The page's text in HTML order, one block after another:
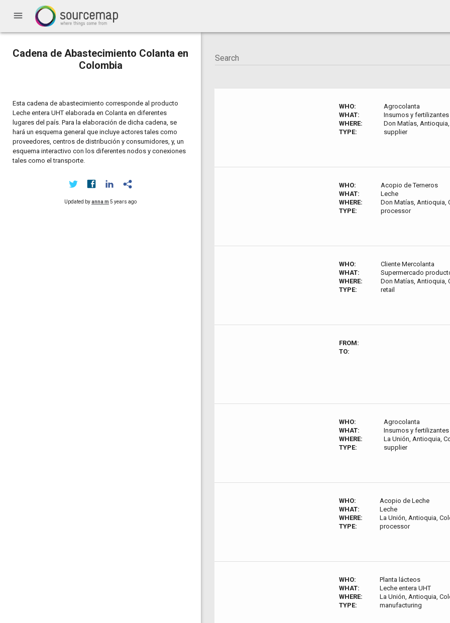
menu
Cadena de Abastecimiento Colanta en
Colombia
Esta cadena de abastecimiento corresponde al producto
Leche entera UHT elaborada en Colanta en diferentes
lugares del país. Para la elaboración de dicha cadena, se
hará un esquema general que incluye actores tales como
proveedores, centros de distribución y consumidores, y, un
esquema interactivo con los diferentes nodos y conexiones
tales como el transporte.
Updated byanna m 5 years ago
WHO:
Agrocolanta
WHAT:
Insumos y
WHERE:
Don Matías,
TYPE:
supplier
WHO:
Acopio de Terneros
WHAT:
Leche
WHERE:
Don Matías, Antioquia,
TYPE:
processor
WHO:
Cliente Mercolanta
WHAT:
Supermercado
WHERE:
Don Matías, Antioquia,
TYPE:
retail
FROM:
TO:
WHO:
Agrocolanta
WHAT:
Insumos y
WHERE:
La Unión, Antioquia,
TYPE:
supplier
WHO:
Acopio de Leche
WHAT:
Leche
WHERE:
La Unión, Antioquia,
TYPE:
processor
WHO:
Planta lácteos
WHAT:
Leche entera UHT
WHERE:
La Unión, Antioquia,
TYPE:
manufacturing